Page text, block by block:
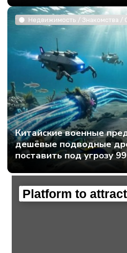
Недвижимость / Знакомства /
Китайские военные
дешёвые подводные
поставить под угрозу
мирового интернет-
технологии.
Platform to